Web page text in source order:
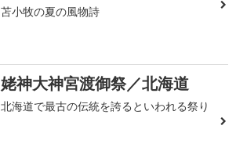
苫小牧の夏の風物詩
姥神大神宮渡御祭／北海道
北海道で最古の伝統を誇るといわれる祭り